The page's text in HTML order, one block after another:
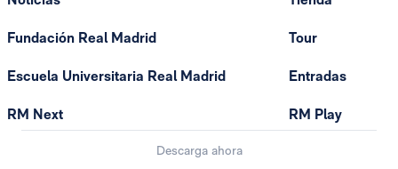
Fundación Real Madrid
Escuela Universitaria Real Madrid
RM Next
Tour
Entradas
RM Play
Descarga ahora